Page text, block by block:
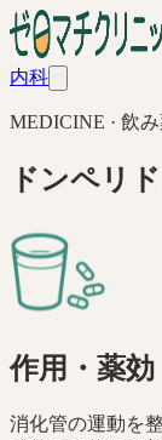
内科
MEDICINE · 飲
ドンペリ
作用・薬効
消化管の運動を